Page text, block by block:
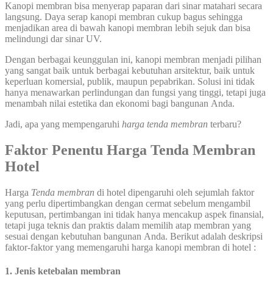
Kanopi membran bisa menyerap paparan dari sinar matahari secara
langsung. Daya serap kanopi membran cukup bagus sehingga
menjadikan area di bawah kanopi membran lebih sejuk dan bisa
melindungi dar sinar UV.
Dengan berbagai keunggulan ini, kanopi membran menjadi pilihan
yang sangat baik untuk berbagai kebutuhan arsitektur, baik untuk
keperluan komersial, publik, maupun pepabrikan. Solusi ini tidak
hanya menawarkan perlindungan dan fungsi yang tinggi, tetapi juga
menambah nilai estetika dan ekonomi bagi bangunan Anda.
Jadi, apa yang mempengaruhi harga tenda membran terbaru?
Faktor Penentu Harga Tenda Membran
Hotel
Harga Tenda membran di hotel dipengaruhi oleh sejumlah faktor
yang perlu dipertimbangkan dengan cermat sebelum mengambil
keputusan, pertimbangan ini tidak hanya mencakup aspek finansial,
tetapi juga teknis dan praktis dalam memilih atap membran yang
sesuai dengan kebutuhan bangunan Anda. Berikut adalah deskripsi
faktor-faktor yang memengaruhi harga kanopi membran di hotel :
1. Jenis ketebalan membran